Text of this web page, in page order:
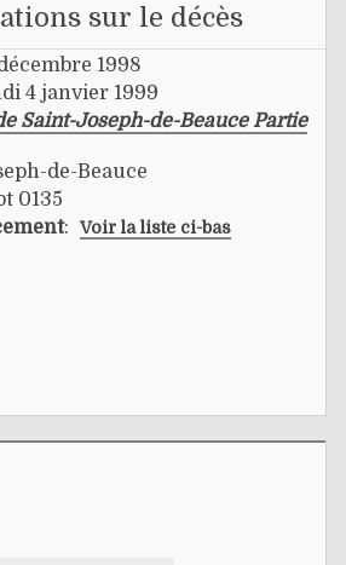
sur le décès
1998
4 janvier 1999
Saint-Joseph-de-Beauce Partie
de-Beauce
0135
: Voir la liste ci-bas